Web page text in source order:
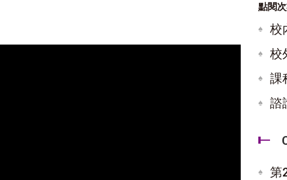
點閱
校
校
課
諮
第